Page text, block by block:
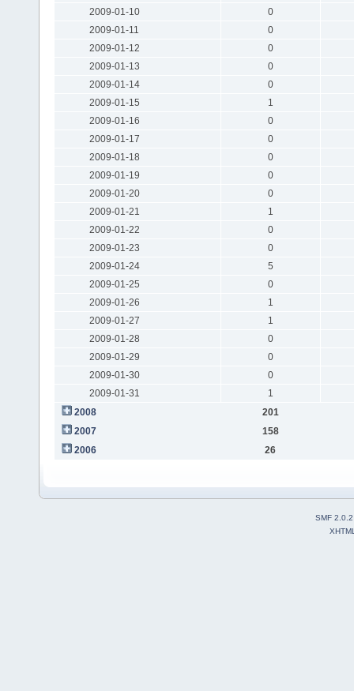
2009-01-10
0
2009-01-11
0
2009-01-12
0
2009-01-13
0
2009-01-14
0
2009-01-15
1
2009-01-16
0
2009-01-17
0
2009-01-18
0
2009-01-19
0
2009-01-20
0
2009-01-21
1
2009-01-22
0
2009-01-23
0
2009-01-24
5
2009-01-25
0
2009-01-26
1
2009-01-27
1
2009-01-28
0
2009-01-29
0
2009-01-30
0
2009-01-31
1
2008
201
2007
158
2006
26
SMF 2.0.2